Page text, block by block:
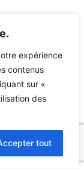
expérience
contenus
sur «
des
tout